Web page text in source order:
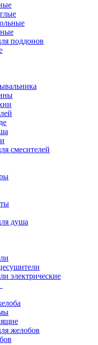
поддонов
смесителей
душа
электрические
желобов